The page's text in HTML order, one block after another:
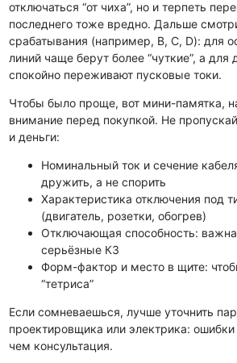
отключаться “от чиха”, но и терпеть
последнего тоже вредно. Дальше
срабатывания (например, B, C, D): для
линий чаще берут более “чуткие”, а для
спокойно переживают пусковые токи.
Чтобы было проще, вот мини-памятка,
внимание перед покупкой. Не
и деньги:
Номинальный ток и сечение
дружить, а не спорить
Характеристика отключения под
(двигатель, розетки, обогрев)
Отключающая способность:
серьёзные КЗ
Форм-фактор и место в щите:
“тетриса”
Если сомневаешься, лучше уточнить
проектировщика или электрика:
чем консультация.